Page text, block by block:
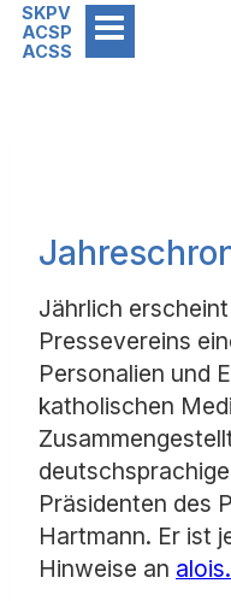
SKPV
ACSP
ACSS
Jährlich
Pressevereins
Personalien und
katholischen
Präsidenten des
Hartmann. Er ist
Hinweise an